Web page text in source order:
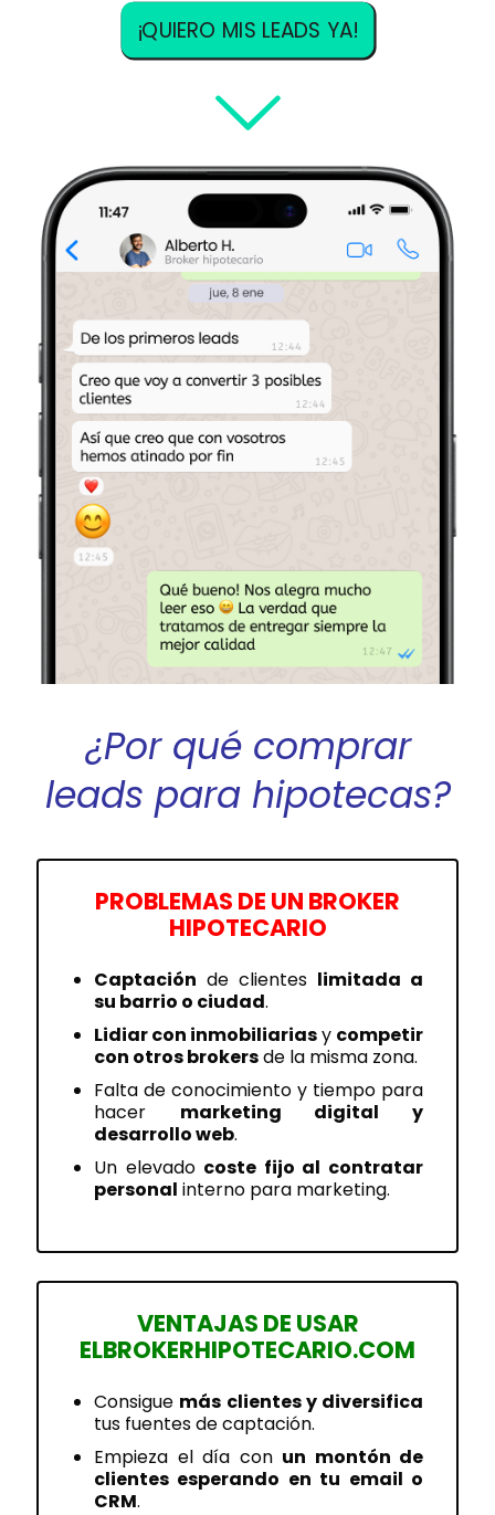
¡QUIERO MIS LEADS YA!
¿Por qué comprar
leads para hipotecas?
PROBLEMAS DE UN BROKER
HIPOTECARIO
Captación de clientes limitada a
su barrio o ciudad.
Lidiar con inmobiliariasy competir
con otros brokersde la misma zona.
Falta de conocimiento y tiempo para
hacer marketing digital y
desarrollo web.
Un elevado coste fijo al contratar
personal interno para marketing.
VENTAJAS DE USAR
ELBROKERHIPOTECARIO.COM
Consigue más clientes y diversifica
tus fuentes de captación.
Empieza el día con un montón de
clientes esperando en tu email o
CRM.